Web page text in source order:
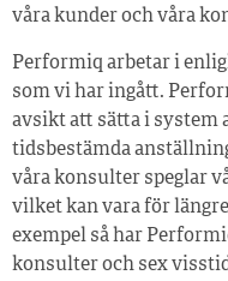
våra kunder och våra
Performiq arbetar i
som vi har ingått.
avsikt att sätta i system
tidsbestämda
våra konsulter speglar
vilket kan vara för
exempel så har
konsulter och sex